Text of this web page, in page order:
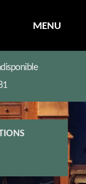
MENU